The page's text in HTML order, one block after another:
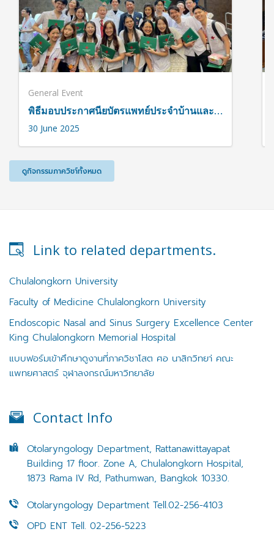
General Event
พิธีมอบประกาศนียบัตรแพทย์ประจำบ้านและแพทย์ประจำบ้านต่อยอด โรงพยาบาลจุฬาลงกรณ์ ประจำปี 2567
30 June 2025
ดูกิจกรรมภาควิชา์ทั้งหมด
Link to related departments.
Chulalongkorn University
Faculty of Medicine Chulalongkorn University
Endoscopic Nasal and Sinus Surgery Excellence Center
King Chulalongkorn Memorial Hospital
แบบฟอร์มเข้าศึกษาดูงานที่ภาควิชาโสต ศอ นาสิกวิทยา่ คณะ
แพทยศาสตร์ จุฬาลงกรณ์มหาวิทยาลัย
Contact Info
Otolaryngology Department, Rattanawittayapat
Building 17 floor. Zone A, Chulalongkorn Hospital,
1873 Rama IV Rd, Pathumwan, Bangkok 10330.
Otolaryngology Department Tell.02-256-4103
OPD ENT Tell. 02-256-5223